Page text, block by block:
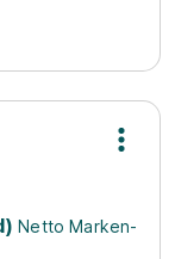
Netto Marken-